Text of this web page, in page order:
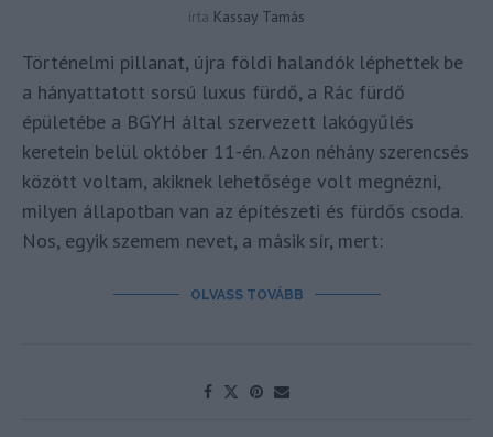
írta Kassay Tamás
Történelmi pillanat, újra földi halandók léphettek be
a hányattatott sorsú luxus fürdő, a Rác fürdő
épületébe a BGYH által szervezett lakógyűlés
keretein belül október 11-én. Azon néhány szerencsés
között voltam, akiknek lehetősége volt megnézni,
milyen állapotban van az építészeti és fürdős csoda.
Nos, egyik szemem nevet, a másik sír, mert:
OLVASS TOVÁBB